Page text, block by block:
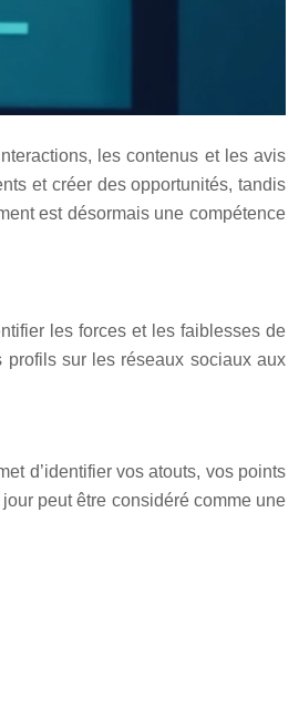
les contenus et les avis
et créer des opportunités, tandis
est désormais une compétence
les forces et les faiblesses de
profils sur les réseaux sociaux aux
d’identifier vos atouts, vos points
peut être considéré comme une